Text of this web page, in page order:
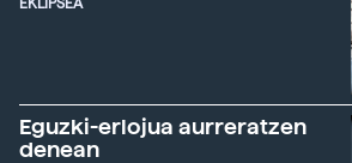
EKLIPSEA
Eguzki-erlojua aurreratzen
denean